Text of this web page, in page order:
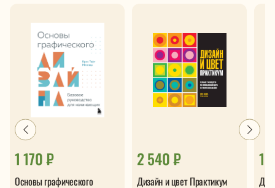
1 170 ₽
Основы графического
2 540 ₽
Дизайн и цвет Практикум
1